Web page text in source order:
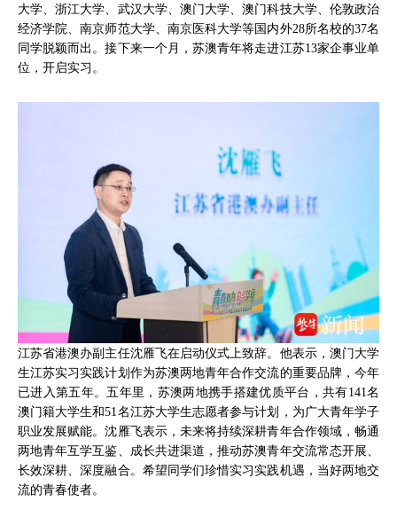
大学、浙江大学、武汉大学、澳门大学、澳门科技大学、伦敦政治
经济学院、南京师范大学、南京医科大学等国内外28所名校的37名
同学脱颖而出。接下来一个月，苏澳青年将走进江苏13家企事业单
位，开启实习。
江苏省港澳办副主任沈雁飞在启动仪式上致辞。他表示，澳门大学
生江苏实习实践计划作为苏澳两地青年合作交流的重要品牌，今年
已进入第五年。五年里，苏澳两地携手搭建优质平台，共有141名
澳门籍大学生和51名江苏大学生志愿者参与计划，为广大青年学子
职业发展赋能。沈雁飞表示，未来将持续深耕青年合作领域，畅通
两地青年互学互鉴、成长共进渠道，推动苏澳青年交流常态开展、
长效深耕、深度融合。希望同学们珍惜实习实践机遇，当好两地交
流的青春使者。